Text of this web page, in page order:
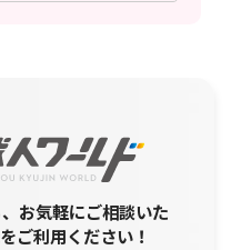
お気軽にご相談いた
ご利用ください！